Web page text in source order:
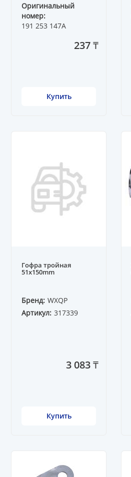
Оригинальный
номер:
191 253 147A
237 ₸
Купить
Гофра тройная
51x150mm
Бренд: WXQP
Артикул: 317339
3 083 ₸
Купить